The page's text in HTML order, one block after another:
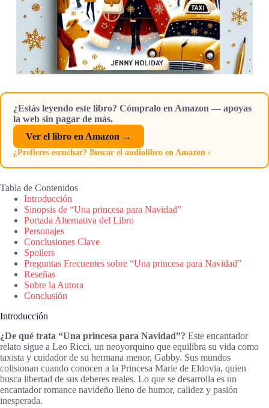
¿Estás leyendo este libro? Cómpralo en Amazon — apoyas
la web sin pagar de más.
Ver el libro en Amazon →
¿Prefieres escuchar? Buscar el audiolibro en Amazon ›
Tabla de Contenidos
Introducción
Sinopsis de “Una princesa para Navidad”
Portada Alternativa del Libro
Personajes
Conclusiones Clave
Spoilers
Preguntas Frecuentes sobre “Una princesa para Navidad”
Reseñas
Sobre la Autora
Conclusión
Introducción
¿De qué trata “Una princesa para Navidad”? Este encantador
relato sigue a Leo Ricci, un neoyorquino que equilibra su vida como
taxista y cuidador de su hermana menor, Gabby. Sus mundos
colisionan cuando conocen a la Princesa Marie de Eldovia, quien
busca libertad de sus deberes reales. Lo que se desarrolla es un
encantador romance navideño lleno de humor, calidez y pasión
inesperada.